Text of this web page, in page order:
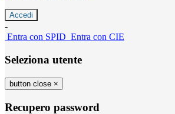
-
Entra con SPID Entra con CIE
Seleziona utente
button close ×
Recupero password